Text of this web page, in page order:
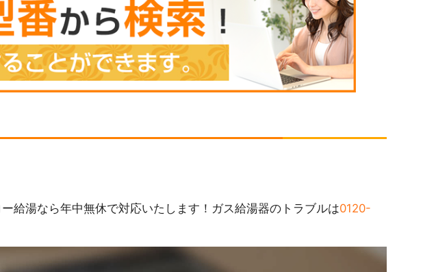
給湯なら年中無休で対応いたします！ガス給湯器のトラブルは0120-